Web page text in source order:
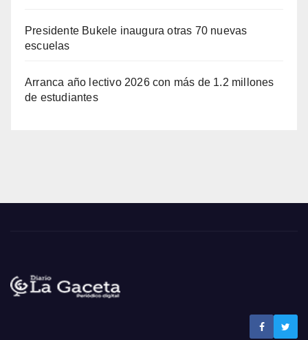
Presidente Bukele inaugura otras 70 nuevas
escuelas
Arranca año lectivo 2026 con más de 1.2 millones
de estudiantes